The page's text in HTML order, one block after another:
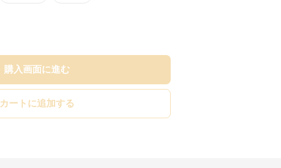
購入画面に進む
カートに追加する